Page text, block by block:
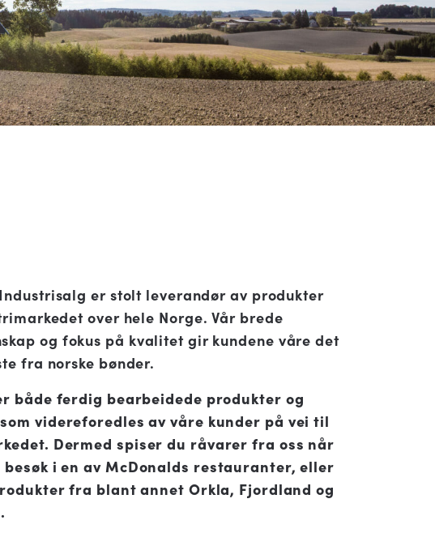
er stolt leverandør av produkter
over hele Norge. Vår brede
og fokus på kvalitet gir kundene våre det
fra norske bønder.
både ferdig bearbeidede produkter og
videreforedles av våre kunder på vei til
Dermed spiser du råvarer fra oss når
besøk i en av McDonalds restauranter, eller
fra blant annet Orkla, Fjordland og